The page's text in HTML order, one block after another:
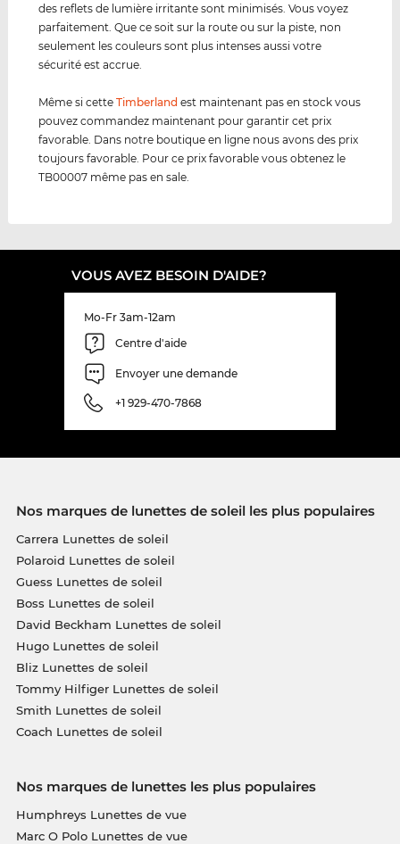
des reflets de lumière irritante sont minimisés. Vous voyez
parfaitement. Que ce soit sur la route ou sur la piste, non
seulement les couleurs sont plus intenses aussi votre
sécurité est accrue.
Même si cetteTimberland est maintenant pas en stock vous
pouvez commandez maintenant pour garantir cet prix
favorable. Dans notre boutique en ligne nous avons des prix
toujours favorable. Pour ce prix favorable vous obtenez le
TB00007 même pas en sale.
VOUS AVEZ BESOIN D'AIDE?
Mo-Fr 3am-12am
Centre d'aide
Envoyer une demande
+1 929-470-7868
Nos marques de lunettes de soleil les plus populaires
Carrera Lunettes de soleil
Polaroid Lunettes de soleil
Guess Lunettes de soleil
Boss Lunettes de soleil
David Beckham Lunettes de soleil
Hugo Lunettes de soleil
Bliz Lunettes de soleil
Tommy Hilfiger Lunettes de soleil
Smith Lunettes de soleil
Coach Lunettes de soleil
Nos marques de lunettes les plus populaires
Humphreys Lunettes de vue
Marc O Polo Lunettes de vue